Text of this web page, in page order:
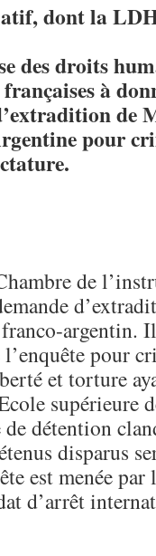
dont la
des droits
à
de
pour
de
argentin.
pour
et torture
supérieure
détention
disparus
est menée par
d’arrêt